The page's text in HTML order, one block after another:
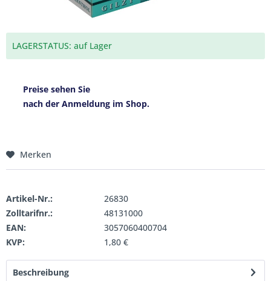
LAGERSTATUS: auf Lager
Preise sehen Sie
nach der Anmeldung im Shop.
Merken
Artikel-Nr.:
26830
Zolltarifnr.:
48131000
EAN:
3057060400704
KVP:
1,80 €
Beschreibung